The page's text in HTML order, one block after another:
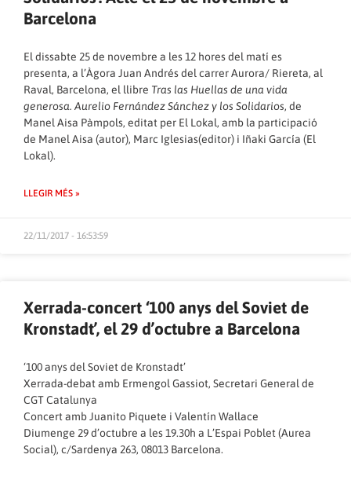
Barcelona
El dissabte 25 de novembre a les 12 hores del matí es
presenta, a l’Àgora Juan Andrés del carrer Aurora/ Riereta, al
Raval, Barcelona, el llibre Tras las Huellas de una vida
generosa. Aurelio Fernández Sánchez y los Solidarios, de
Manel Aisa Pàmpols, editat per El Lokal, amb la participació
de Manel Aisa (autor), Marc Iglesias(editor) i Iñaki García (El
Lokal).
LLEGIR MÉS »
22/11/2017 - 16:53:59
Xerrada-concert ‘100 anys del Soviet de
Kronstadt’, el 29 d’octubre a Barcelona
‘100 anys del Soviet de Kronstadt’
Xerrada-debat amb Ermengol Gassiot, Secretari General de
CGT Catalunya
Concert amb Juanito Piquete i Valentín Wallace
Diumenge 29 d’octubre a les 19.30h a L’Espai Poblet (Aurea
Social), c/Sardenya 263, 08013 Barcelona.